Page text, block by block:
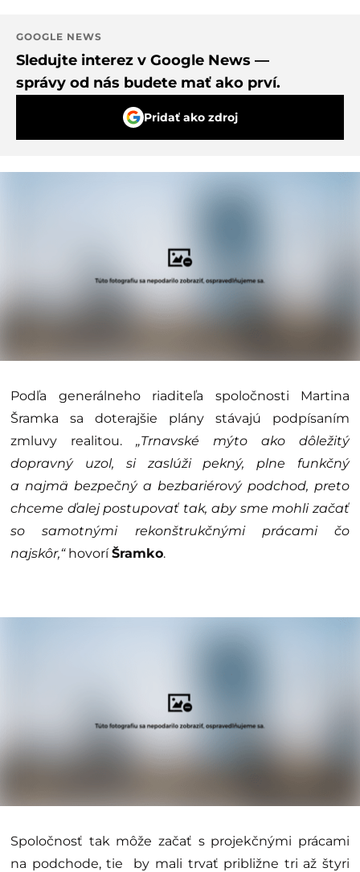
GOOGLE NEWS
Sledujte interez v Google News —
správy od nás budete mať ako prví.
Pridať ako zdroj
Podľa generálneho riaditeľa spoločnosti Martina
Šramka sa doterajšie plány stávajú podpísaním
zmluvy realitou. „Trnavské mýto ako dôležitý
dopravný uzol, si zaslúži pekný, plne funkčný
a najmä bezpečný a bezbariérový podchod, preto
chceme ďalej postupovať tak, aby sme mohli začať
so samotnými rekonštrukčnými prácami čo
najskôr,“hovoríŠramko.
Spoločnosť tak môže začať s projekčnými prácami
na podchode, tie by mali trvať približne tri až štyri